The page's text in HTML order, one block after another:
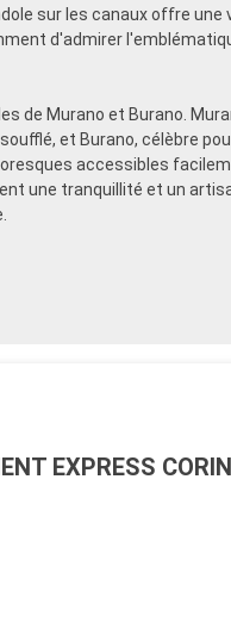
sur les canaux offre une
d'admirer
de Murano et Burano.
et Burano, célèbre
accessibles
une tranquillité et un
EXPRESS